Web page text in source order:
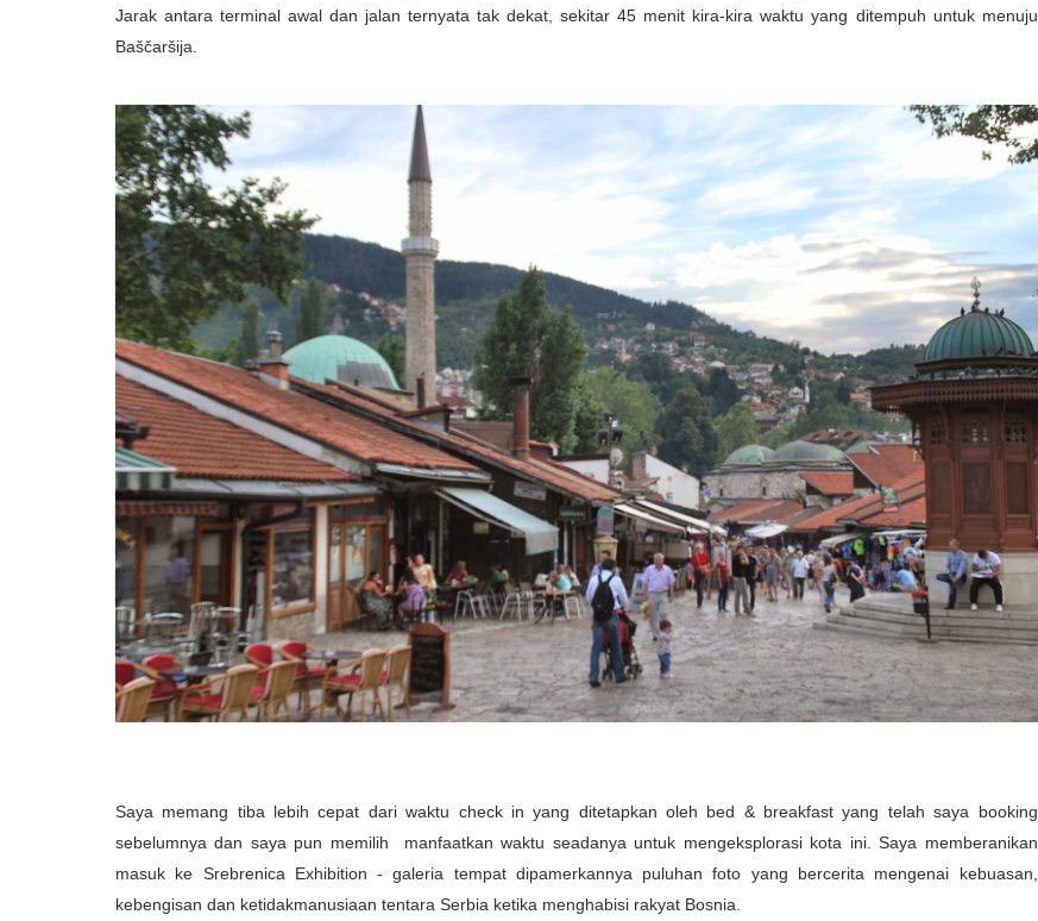
Jarak antara terminal awal dan jalan ternyata tak dekat, sekitar 45 menit kira-kira waktu yang ditempuh untuk menuju
Baščaršija.
Saya memang tiba lebih cepat dari waktu check in yang ditetapkan oleh bed & breakfast yang telah saya booking
sebelumnya dan saya pun memilih manfaatkan waktu seadanya untuk mengeksplorasi kota ini. Saya memberanikan
masuk ke Srebrenica Exhibition - galeria tempat dipamerkannya puluhan foto yang bercerita mengenai kebuasan,
kebengisan dan ketidakmanusiaan tentara Serbia ketika menghabisi rakyat Bosnia.